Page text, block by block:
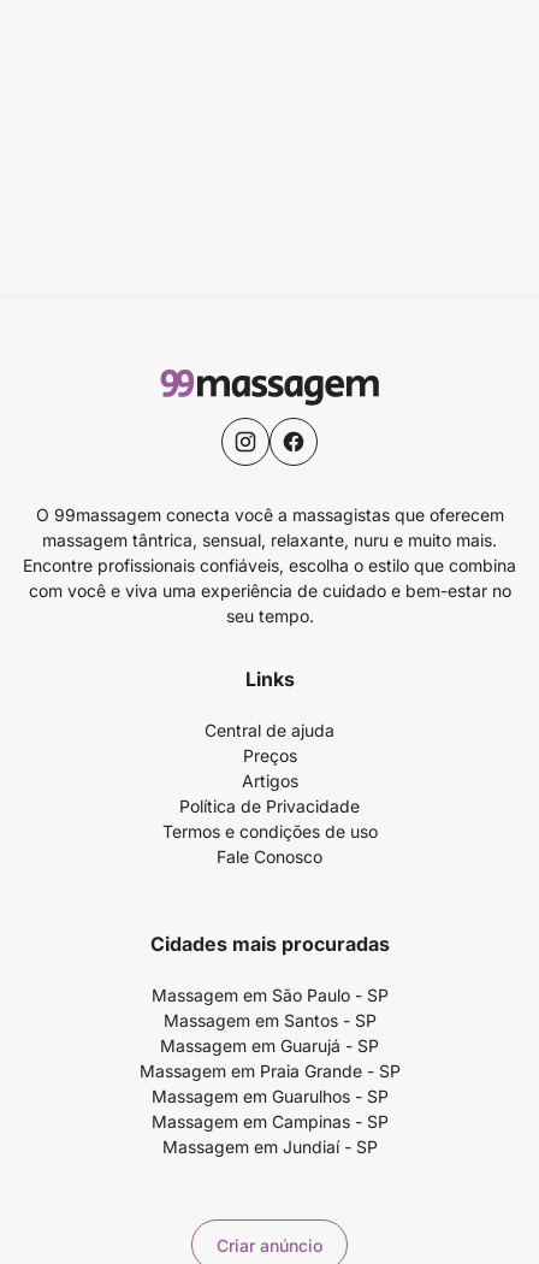
O 99massagem conecta você a massagistas que oferecem
massagem tântrica, sensual, relaxante, nuru e muito mais.
Encontre profissionais confiáveis, escolha o estilo que combina
com você e viva uma experiência de cuidado e bem-estar no
seu tempo.
Links
Central de ajuda
Preços
Artigos
Política de Privacidade
Termos e condições de uso
Fale Conosco
Cidades mais procuradas
Massagem em São Paulo - SP
Massagem em Santos - SP
Massagem em Guarujá - SP
Massagem em Praia Grande - SP
Massagem em Guarulhos - SP
Massagem em Campinas - SP
Massagem em Jundiaí - SP
Criar anúncio